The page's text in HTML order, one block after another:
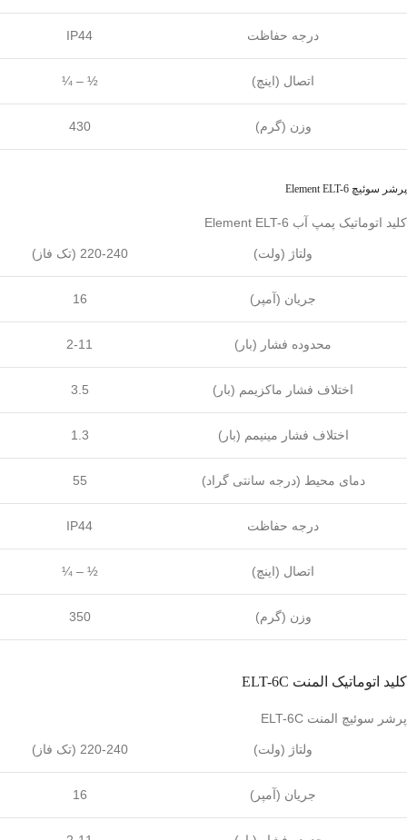
درجه حفاظت IP44
اتصال (اینچ) ¼ – ½
وزن (گرم) 430
پرشر سوئیچ Element ELT-6
کلید اتوماتیک پمپ آب Element ELT-6
ولتاژ (ولت) 220-240 (تک فاز)
جریان (آمپر) 16
محدوده فشار (بار) 2-11
اختلاف فشار ماکزیمم (بار) 3.5
اختلاف فشار مینیمم (بار) 1.3
دمای محیط (درجه سانتی گراد) 55
درجه حفاظت IP44
اتصال (اینچ) ¼ – ½
وزن (گرم) 350
کلید اتوماتیک المنت ELT-6C
پرشر سوئیچ المنت ELT-6C
ولتاژ (ولت) 220-240 (تک فاز)
جریان (آمپر) 16